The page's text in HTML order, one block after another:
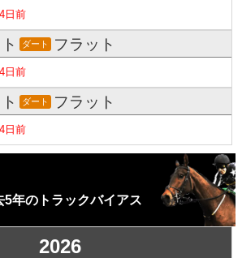
4日前
ダート フラット
4日前
ダート フラット
4日前
5年のトラックバイアス
2026